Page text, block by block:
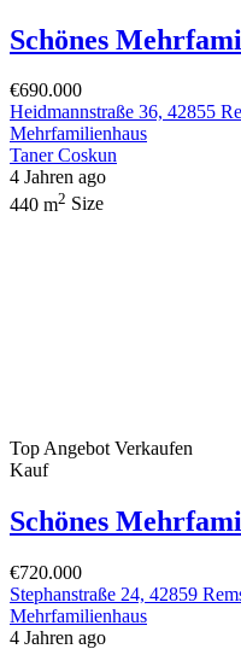
Schönes
€690.000
Heidmannstraße 36, 42855
Mehrfamilienhaus
Taner Coskun
4 Jahren ago
440 m2 Size
Top Angebot Verkaufen
Kauf
Schönes
€720.000
Stephanstraße 24, 42859
Mehrfamilienhaus
4 Jahren ago